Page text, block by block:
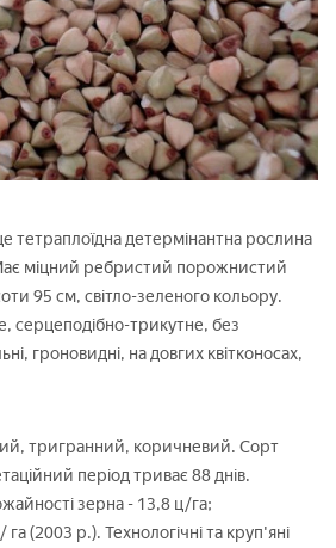
тетраплоїдна детермінантна рослина
міцний ребристий порожнистий
95 см, світло-зеленого кольору.
серцеподібно-трикутне, без
гроновидні, на довгих квітконосах,
тригранний, коричневий. Сорт
період триває 88 днів.
зерна - 13,8 ц/га;
(2003 р.). Технологічні та круп'яні